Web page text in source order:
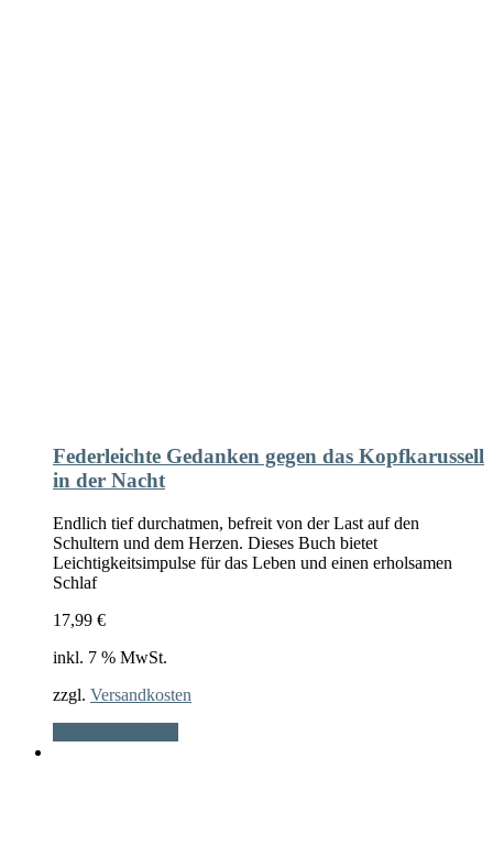
Federleichte Gedanken gegen das Kopfkarussell
in der Nacht
Endlich tief durchatmen, befreit von der Last auf den
Schultern und dem Herzen. Dieses Buch bietet
Leichtigkeitsimpulse für das Leben und einen erholsamen
Schlaf
17,99 €
inkl. 7 % MwSt.
zzgl. Versandkosten